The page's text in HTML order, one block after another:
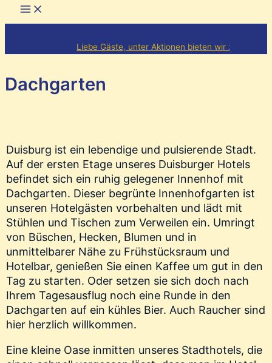
Main
Menu
Liebe Gäste, unter Aktionen bieten wir zeitlich
Dachgarten
Duisburg ist ein lebendige und pulsierende Stadt.
Auf der ersten Etage unseres Duisburger Hotels
befindet sich ein ruhig gelegener Innenhof mit
Dachgarten. Dieser begrünte Innenhofgarten ist
unseren Hotelgästen vorbehalten und lädt mit
Stühlen und Tischen zum Verweilen ein. Umringt
von Büschen, Hecken, Blumen und in
unmittelbarer Nähe zu Frühstücksraum und
Hotelbar, genießen Sie einen Kaffee um gut in den
Tag zu starten. Oder setzen sie sich doch nach
Ihrem Tagesausflug noch eine Runde in den
Dachgarten auf ein kühles Bier. Auch Raucher sind
hier herzlich willkommen.
Eine kleine Oase inmitten unseres Stadthotels, die